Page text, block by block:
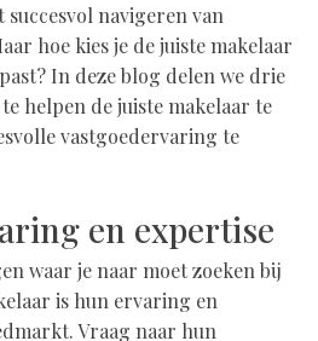
navigeren van
hoe kies je de juiste makelaar
In deze blog delen we drie
helpen de juiste makelaar te
vastgoedervaring te
en expertise
waar je naar moet zoeken bij
is hun ervaring en
Vraag naar hun